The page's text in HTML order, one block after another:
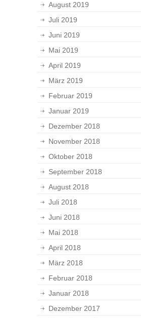
August 2019
Juli 2019
Juni 2019
Mai 2019
April 2019
März 2019
Februar 2019
Januar 2019
Dezember 2018
November 2018
Oktober 2018
September 2018
August 2018
Juli 2018
Juni 2018
Mai 2018
April 2018
März 2018
Februar 2018
Januar 2018
Dezember 2017